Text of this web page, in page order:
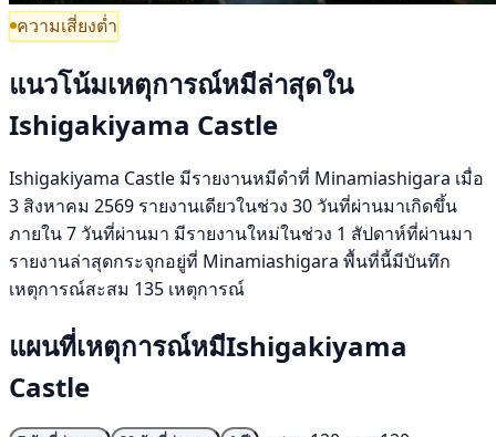
ความเสี่ยงต่ำ
แนวโน้มเหตุการณ์หมีล่าสุดใน
Ishigakiyama Castle
Ishigakiyama Castle มีรายงานหมีดำที่ Minamiashigara เมื่อ
3 สิงหาคม 2569 รายงานเดียวในช่วง 30 วันที่ผ่านมาเกิดขึ้น
ภายใน 7 วันที่ผ่านมา มีรายงานใหม่ในช่วง 1 สัปดาห์ที่ผ่านมา
รายงานล่าสุดกระจุกอยู่ที่ Minamiashigara พื้นที่นี้มีบันทึก
เหตุการณ์สะสม 135 เหตุการณ์
แผนที่เหตุการณ์หมีIshigakiyama
Castle